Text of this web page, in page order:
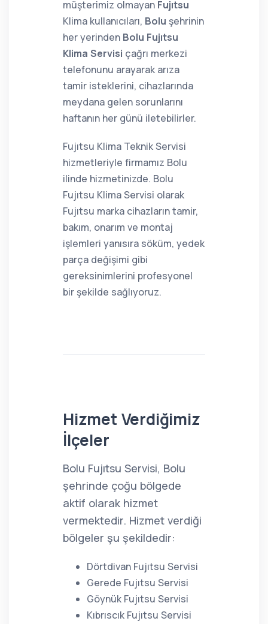
müşterimiz olmayan Fujıtsu
Klima kullanıcıları, Bolu şehrinin
her yerinden Bolu Fujıtsu
Klima Servisi çağrı merkezi
telefonunu arayarak arıza
tamir isteklerini, cihazlarında
meydana gelen sorunlarını
haftanın her günü iletebilirler.
Fujıtsu Klima Teknik Servisi
hizmetleriyle firmamız Bolu
ilinde hizmetinizde. Bolu
Fujıtsu Klima Servisi olarak
Fujıtsu marka cihazların tamir,
bakım, onarım ve montaj
işlemleri yanısıra söküm, yedek
parça değişimi gibi
gereksinimlerini profesyonel
bir şekilde sağlıyoruz.
Hizmet Verdiğimiz
İlçeler
Bolu Fujıtsu Servisi, Bolu
şehrinde çoğu bölgede
aktif olarak hizmet
vermektedir. Hizmet verdiği
bölgeler şu şekildedir:
Dörtdivan Fujıtsu Servisi
Gerede Fujıtsu Servisi
Göynük Fujıtsu Servisi
Kıbrıscık Fujıtsu Servisi